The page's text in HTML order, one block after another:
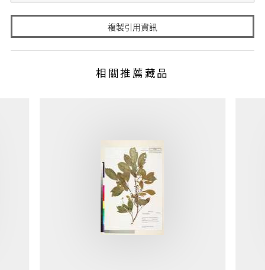
複製引用資訊
相關推薦藏品